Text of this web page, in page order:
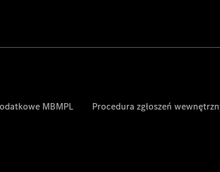
MBMPL Procedura zgłoszeń